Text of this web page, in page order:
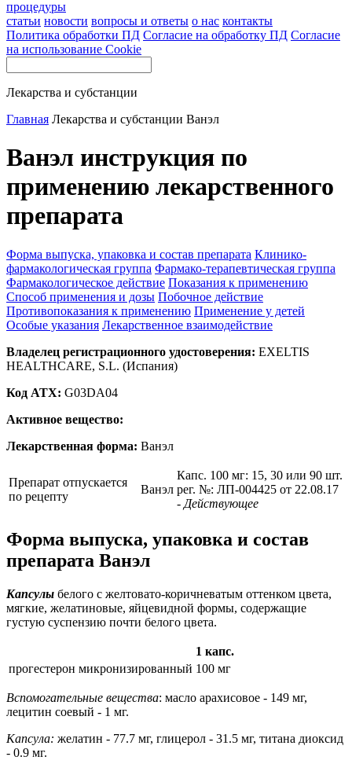
процедуры
статьи новости вопросы и ответы о нас контакты
Политика обработки ПД Согласие на обработку ПД Согласие
на использование Cookie
Лекарства и субстанции
Главная Лекарства и субстанции Ванэл
Ванэл инструкция по
применению лекарственного
препарата
Форма выпуска, упаковка и состав препарата Клинико-
фармакологическая группа Фармако-терапевтическая группа
Фармакологическое действие Показания к применению
Способ применения и дозы Побочное действие
Противопоказания к применению Применение у детей
Особые указания Лекарственное взаимодействие
Владелец регистрационного удостоверения: EXELTIS
HEALTHCARE, S.L. (Испания)
Код ATX: G03DA04
Активное вещество:
Лекарственная форма: Ванэл
Препарат отпускается
по рецепту
Ванэл
Капс. 100 мг: 15, 30 или 90 шт.
рег. №: ЛП-004425 от 22.08.17
- Действующее
Форма выпуска, упаковка и состав
препарата Ванэл
Капсулы белого с желтовато-коричневатым оттенком цвета,
мягкие, желатиновые, яйцевидной формы, содержащие
густую суспензию почти белого цвета.
1 капс.
прогестерон микронизированный 100 мг
Вспомогательные вещества: масло арахисовое - 149 мг,
лецитин соевый - 1 мг.
Капсула: желатин - 77.7 мг, глицерол - 31.5 мг, титана диоксид
- 0.9 мг.